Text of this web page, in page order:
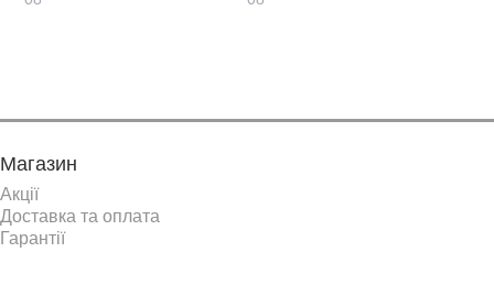
Магазин
Акції
Доставка та оплата
Гарантії